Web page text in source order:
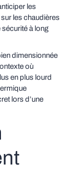
les
les chaudières
à long
dimensionnée
où
en plus lourd
lors d’une